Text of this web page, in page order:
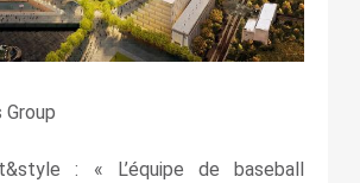
Group
: « L’équipe de baseball